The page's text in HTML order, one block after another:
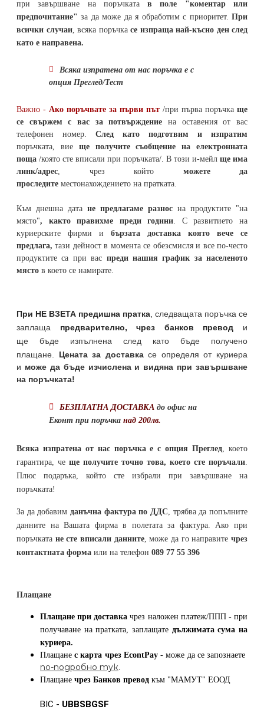
при завършване на поръчкатав поле "коментар или
предпочитание" за да може да я обработим с приоритет. При
всички случаи, всяка поръчка се изпраща най-късно ден след
като е направена.
Всяка изпратена от нас поръчка е с
опция Преглед/Тест
Важно - Ако поръчвате за първи път /при първа поръчка ще
се свържем с вас за потвърждение на оставения от вас
телефонен номер
След като подготвим и изпратим
поръчката, вие ще получите съобщение на електронната
поща /която сте вписали при поръчката/. В този и-мейл ще има
линк/адрес , чрез който можете да
проследите местонахождението на пратката
Към днешна дата не предлагаме разнос на продуктите "на
място", както правихме преди години . С развитието на
куриерските фирми и бързата доставка която вече се
предлага, тази дейност в момента се обезсмисля и все по-често
продуктите са при вас преди нашия график за населеното
място в което се намирате.
При НЕ ВЗЕТА предишна пратка следващата поръчка се
заплаща предварително, чрез банков превод и
ще бъде изпълнена след като бъде получено
плащане. Цената за доставкасе определя от куриера
и може да бъде изчислена и видяна при завършване
на поръчката!
БЕЗПЛАТНА ДОСТАВКА до офис на
Еконт при поръчка над 200лв.
Всяка изпратена от нас поръчка е с опция Преглед , което
гарантира, че ще получите точно това, което сте поръчали
Плюс подаръка, който сте избрали при завършване на
поръчката!
За да добавим данъчна фактура по ДДС , трябва да попълните
данните на Вашата фирма в полетата за фактура. Ако при
поръчката не сте вписали данните, може да го направитечрез
контактната форма или на телефон 089 77 55 396
Плащане
Плащане при доставка чрез наложен платеж/ППП - при
получаване на пратката, заплащате дължимата сума на
куриера.
Плащанес карта чрез EcontPay- може да се запознаете
по-подробно тук
Плащане чрез Банков превод към "МАМУТ" ЕООД
BIC - UBBSBGSF